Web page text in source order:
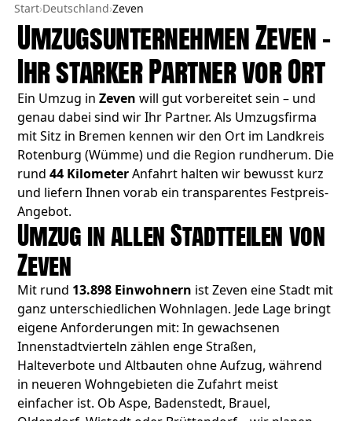
Start›Deutschland›Zeven
Umzugsunternehmen Zeven –
Ihr starker Partner vor Ort
Ein Umzug inZeven will gut vorbereitet sein – und
genau dabei sind wir Ihr Partner. Als Umzugsfirma
mit Sitz in Bremen kennen wir den Ort im Landkreis
Rotenburg (Wümme) und die Region rundherum. Die
rund44 KilometerAnfahrt halten wir bewusst kurz
und liefern Ihnen vorab ein transparentes Festpreis-
Angebot.
Umzug in allen Stadtteilen von
Zeven
Mit rund 13.898 Einwohnern ist Zeven eine Stadt mit
ganz unterschiedlichen Wohnlagen. Jede Lage bringt
eigene Anforderungen mit: In gewachsenen
Innenstadtvierteln zählen enge Straßen,
Halteverbote und Altbauten ohne Aufzug, während
in neueren Wohngebieten die Zufahrt meist
einfacher ist. Ob Aspe, Badenstedt, Brauel,